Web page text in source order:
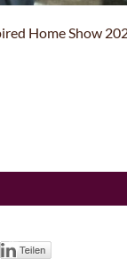
Home Show